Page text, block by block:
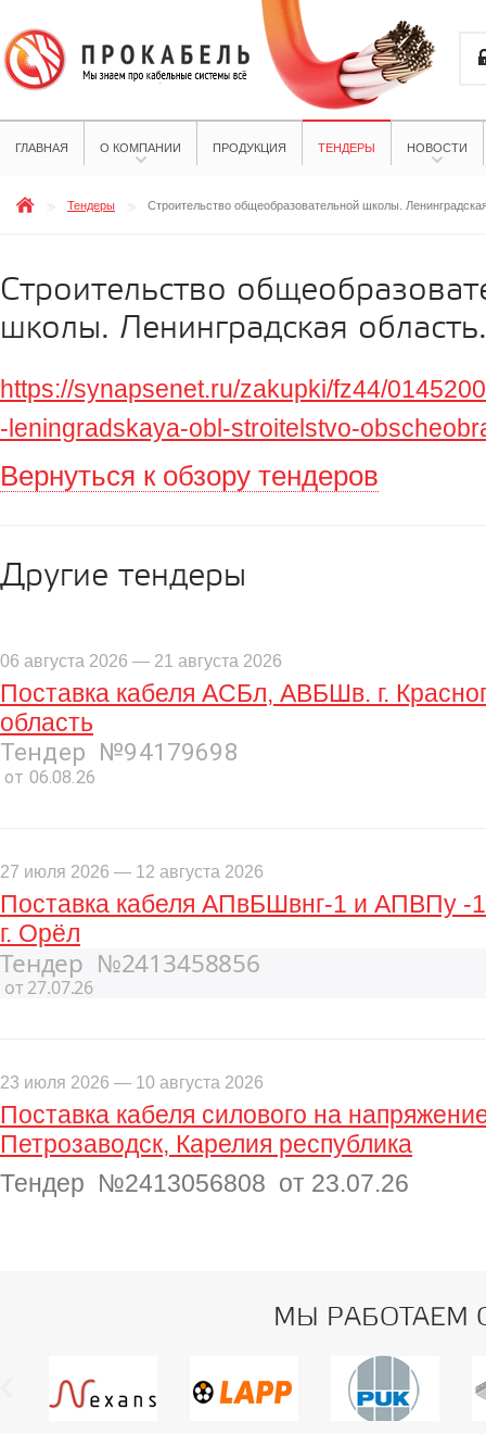
ГЛАВНАЯ О КОМПАНИИ ПРОДУКЦИЯ ТЕНДЕРЫ НОВОСТИ
Тендеры Строительство общеобразовательной школы.
Строительство
школы. Ленинградская область.
https://synapsenet.ru/zakupki/fz44/
-leningradskaya-obl-stroitelstvo-
Вернуться к обзору тендеров
Другие тендеры
06 августа 2026 — 21 августа 2026
Поставка кабеля АСБл, АВБШв. г.
область
Тендер №94179698
от 06.08.26
27 июля 2026 — 12 августа 2026
Поставка кабеля АПвБШвнг-1 и АПВПу -
г. Орёл
Тендер №2413458856
от 27.07.26
23 июля 2026 — 10 августа 2026
Поставка кабеля силового на
Петрозаводск, Карелия республика
Тендер №2413056808 от 23.07.26
МЫ РАБОТАЕМ